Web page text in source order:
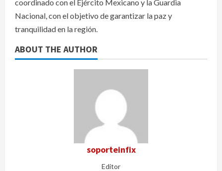
coordinado con el Ejército Mexicano y la Guardia
Nacional, con el objetivo de garantizar la paz y
tranquilidad en la región.
ABOUT THE AUTHOR
soporteinfix
Editor